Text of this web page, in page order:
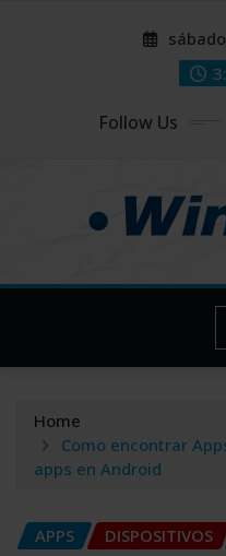
Follow Us
Home
Como encontrar
apps en Android
APPS DISPOSITIVOS